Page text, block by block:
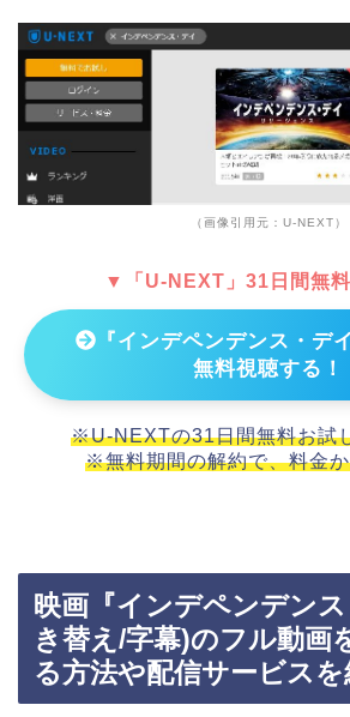
（画像引用元：U-NEXT）
▼「U-NEXT」31日間無
『インデペンデンス・デ
無料視聴する！
※U-NEXTの31日間無料お試
※無料期間の解約で、料金
映画『インデペンデン
き替え/字幕)のフル動画
る方法や配信サービスを